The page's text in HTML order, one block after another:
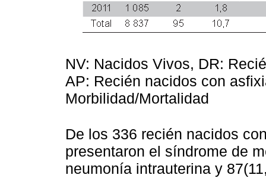
NV: Nacidos Vivos, DR:
AP: Recién nacidos con
Morbilidad/Mortalidad
De los 336 recién nacidos
presentaron el síndrome de
neumonía intrauterina y